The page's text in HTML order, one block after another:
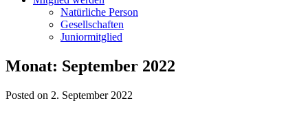
Natürliche Person
Gesellschaften
Juniormitglied
Monat: September 2022
Posted on 2. September 2022